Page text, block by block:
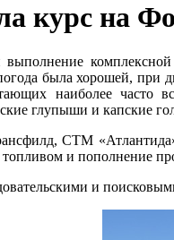
курс на
была хорошей, при
наиболее часто
глупыши и капские
СТМ
топливом и пополнение
и